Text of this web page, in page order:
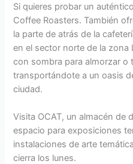
Si quieres probar un
Coffee Roasters. También
la parte de atrás de la
en el sector norte de la
con sombra para almorzar o
transportándote a un oasis
ciudad.
Visita OCAT, un almacén de
espacio para exposiciones
instalaciones de arte
cierra los lunes.